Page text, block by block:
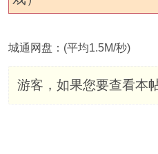
城通网盘：(平均1.5M/秒)
游客，如果您要查看本